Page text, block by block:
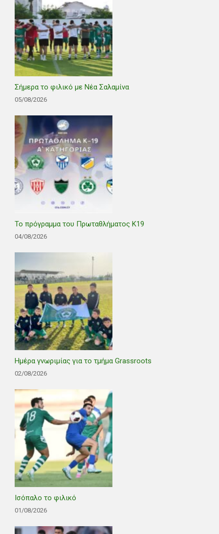
Σήμερα το φιλικό με Νέα Σαλαμίνα
05/08/2026
Το πρόγραμμα του Πρωταθλήματος Κ19
04/08/2026
Ημέρα γνωριμίας για το τμήμα Grassroots
02/08/2026
Ισόπαλο το φιλικό
01/08/2026